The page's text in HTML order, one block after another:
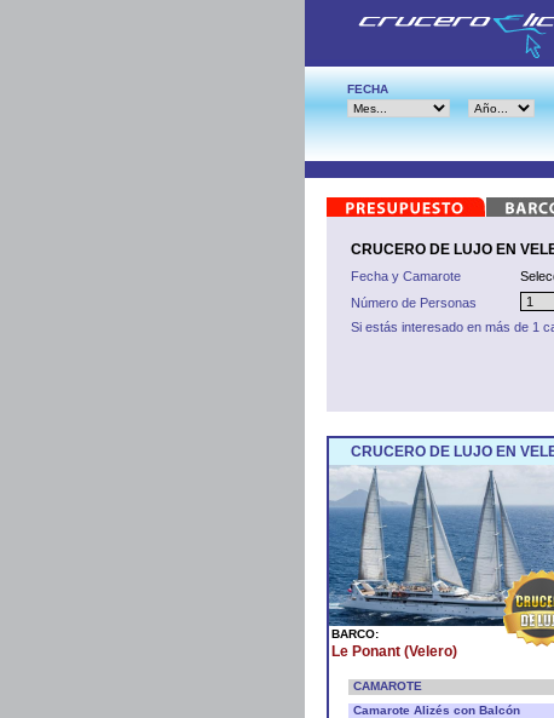
FECHA
CRUCERO DE LUJO EN
Fecha y Camarote
Número de Personas
Si estás interesado en más de 1
CRUCERO DE LUJO EN
BARCO:
Le Ponant (Velero)
CAMAROTE
Camarote Alizés con Balcón